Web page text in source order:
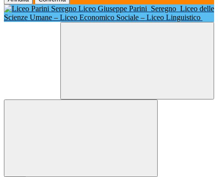
Liceo Giuseppe Parini Seregno Liceo delle
Scienze Umane – Liceo Economico Sociale – Liceo Linguistico